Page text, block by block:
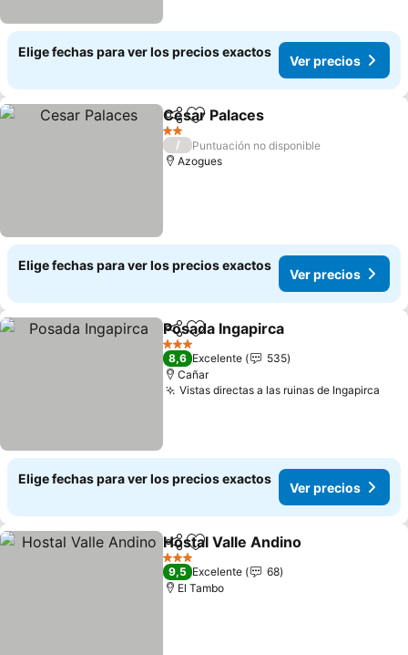
Elige fechas para ver los precios exactos
Ver precios
CompartirAgregar a favoritos
Cesar Palaces
2 Estrellas
/
Puntuación no disponible
Azogues
Elige fechas para ver los precios exactos
Ver precios
CompartirAgregar a favoritos
Posada Ingapirca
3 Estrellas
8,6 Excelente
535
Cañar
Vistas directas a las ruinas de Ingapirca
Elige fechas para ver los precios exactos
Ver precios
CompartirAgregar a favoritos
Hostal Valle Andino
3 Estrellas
9,5 Excelente
68
El Tambo